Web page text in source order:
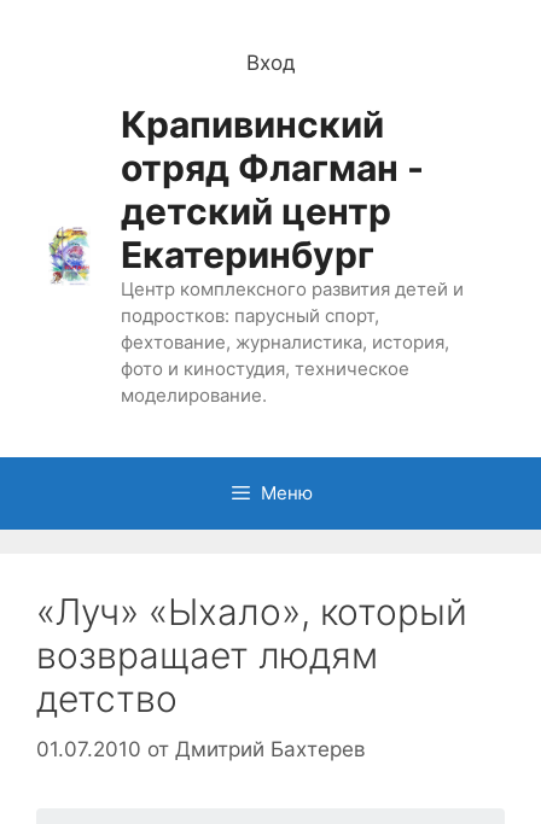
Вход
Крапивинский
отряд Флагман -
детский центр
Екатеринбург
Центр комплексного развития детей и
подростков: парусный спорт,
фехтование, журналистика, история,
фото и киностудия, техническое
моделирование.
Меню
«Луч» «Ыхало», который
возвращает людям
детство
01.07.2010 от Дмитрий Бахтерев